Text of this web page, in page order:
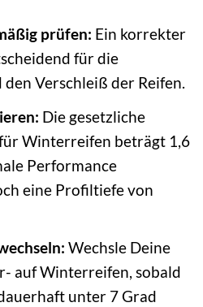
prüfen: Ein korrekter
für die
Verschleiß der Reifen.
Die gesetzliche
Winterreifen beträgt 1,6
Performance
eine Profiltiefe von
Wechsle Deine
auf Winterreifen, sobald
unter 7 Grad